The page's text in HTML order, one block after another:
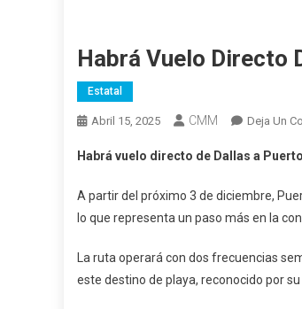
Habrá Vuelo Directo
Estatal
Abril 15, 2025 CMM Deja Un
Habrá vuelo directo de Dallas a
A partir del próximo 3 de diciembre,
lo que representa un paso más en la
La ruta operará con dos frecuencias
este destino de playa, reconocido por